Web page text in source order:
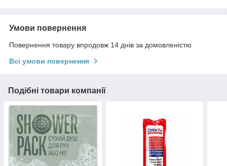
Умови повернення
Повернення товару впродовж 14 днів за домовленістю
Всі умови повернення
Подібні товари компанії